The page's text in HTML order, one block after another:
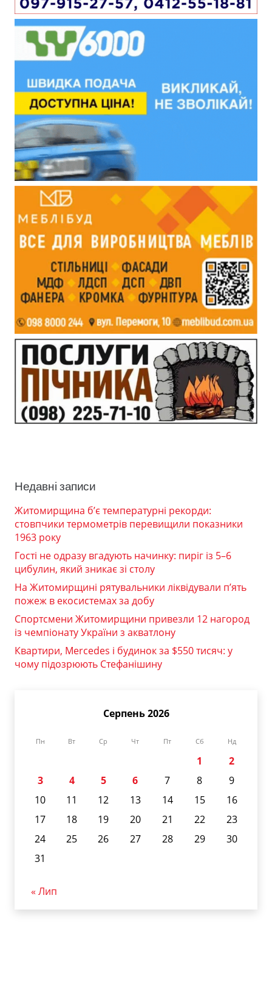
Недавні записи
Житомирщина б’є температурні рекорди:
стовпчики термометрів перевищили показники
1963 року
Гості не одразу вгадують начинку: пиріг із 5–6
цибулин, який зникає зі столу
На Житомирщині рятувальники ліквідували п’ять
пожеж в екосистемах за добу
Спортсмени Житомирщини привезли 12 нагород
із чемпіонату України з акватлону
Квартири, Mercedes і будинок за $550 тисяч: у
чому підозрюють Стефанішину
Серпень 2026
Пн Вт Ср Чт Пт Сб Нд
1
2
3
4 5 6 7 8
9
10
11 12 13 14 15
16
17
18 19 20 21 22
23
24
25 26 27 28 29
30
31
« Лип